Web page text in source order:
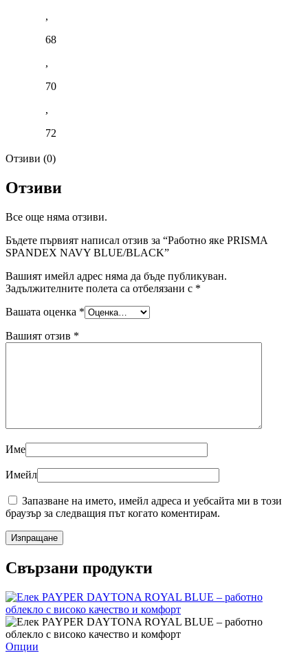
,
68
,
70
,
72
Отзиви (0)
Отзиви
Все още няма отзиви.
Бъдете първият написал отзив за “Работно яке PRISMA
SPANDEX NAVY BLUE/BLACK”
Вашият имейл адрес няма да бъде публикуван.
Задължителните полета са отбелязани с *
Вашата оценка *
Вашият отзив *
Име
Имейл
Запазване на името, имейл адреса и уебсайта ми в този
браузър за следващия път когато коментирам.
Свързани продукти
Опции